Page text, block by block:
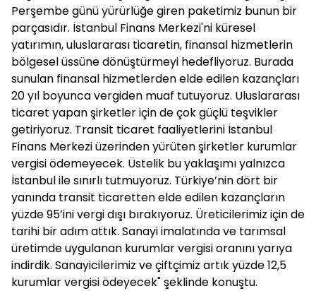
Perşembe günü yürürlüğe giren paketimiz bunun bir
parçasıdır. İstanbul Finans Merkezi'ni küresel
yatırımın, uluslararası ticaretin, finansal hizmetlerin
bölgesel üssüne dönüştürmeyi hedefliyoruz. Burada
sunulan finansal hizmetlerden elde edilen kazançları
20 yıl boyunca vergiden muaf tutuyoruz. Uluslararası
ticaret yapan şirketler için de çok güçlü teşvikler
getiriyoruz. Transit ticaret faaliyetlerini İstanbul
Finans Merkezi üzerinden yürüten şirketler kurumlar
vergisi ödemeyecek. Üstelik bu yaklaşımı yalnızca
İstanbul ile sınırlı tutmuyoruz. Türkiye’nin dört bir
yanında transit ticaretten elde edilen kazançların
yüzde 95’ini vergi dışı bırakıyoruz. Üreticilerimiz için de
tarihi bir adım attık. Sanayi imalatında ve tarımsal
üretimde uygulanan kurumlar vergisi oranını yarıya
indirdik. Sanayicilerimiz ve çiftçimiz artık yüzde 12,5
kurumlar vergisi ödeyecek" şeklinde konuştu.